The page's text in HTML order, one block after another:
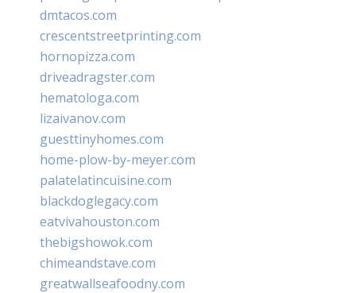
dmtacos.com
crescentstreetprinting.com
hornopizza.com
driveadragster.com
hematologa.com
lizaivanov.com
guesttinyhomes.com
home-plow-by-meyer.com
palatelatincuisine.com
blackdoglegacy.com
eatvivahouston.com
thebigshowok.com
chimeandstave.com
greatwallseafoodny.com